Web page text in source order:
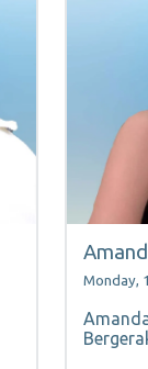
Monday,